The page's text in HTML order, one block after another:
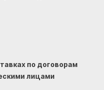
по договорам
лицами